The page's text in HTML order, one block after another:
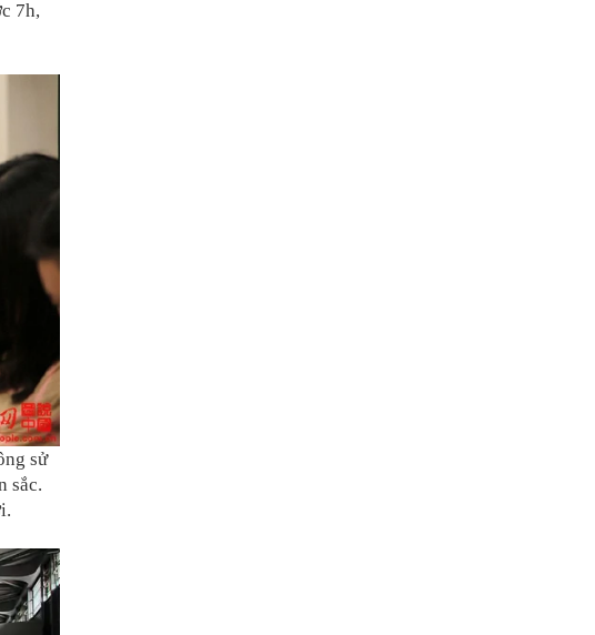
7h,
sử
sắc.